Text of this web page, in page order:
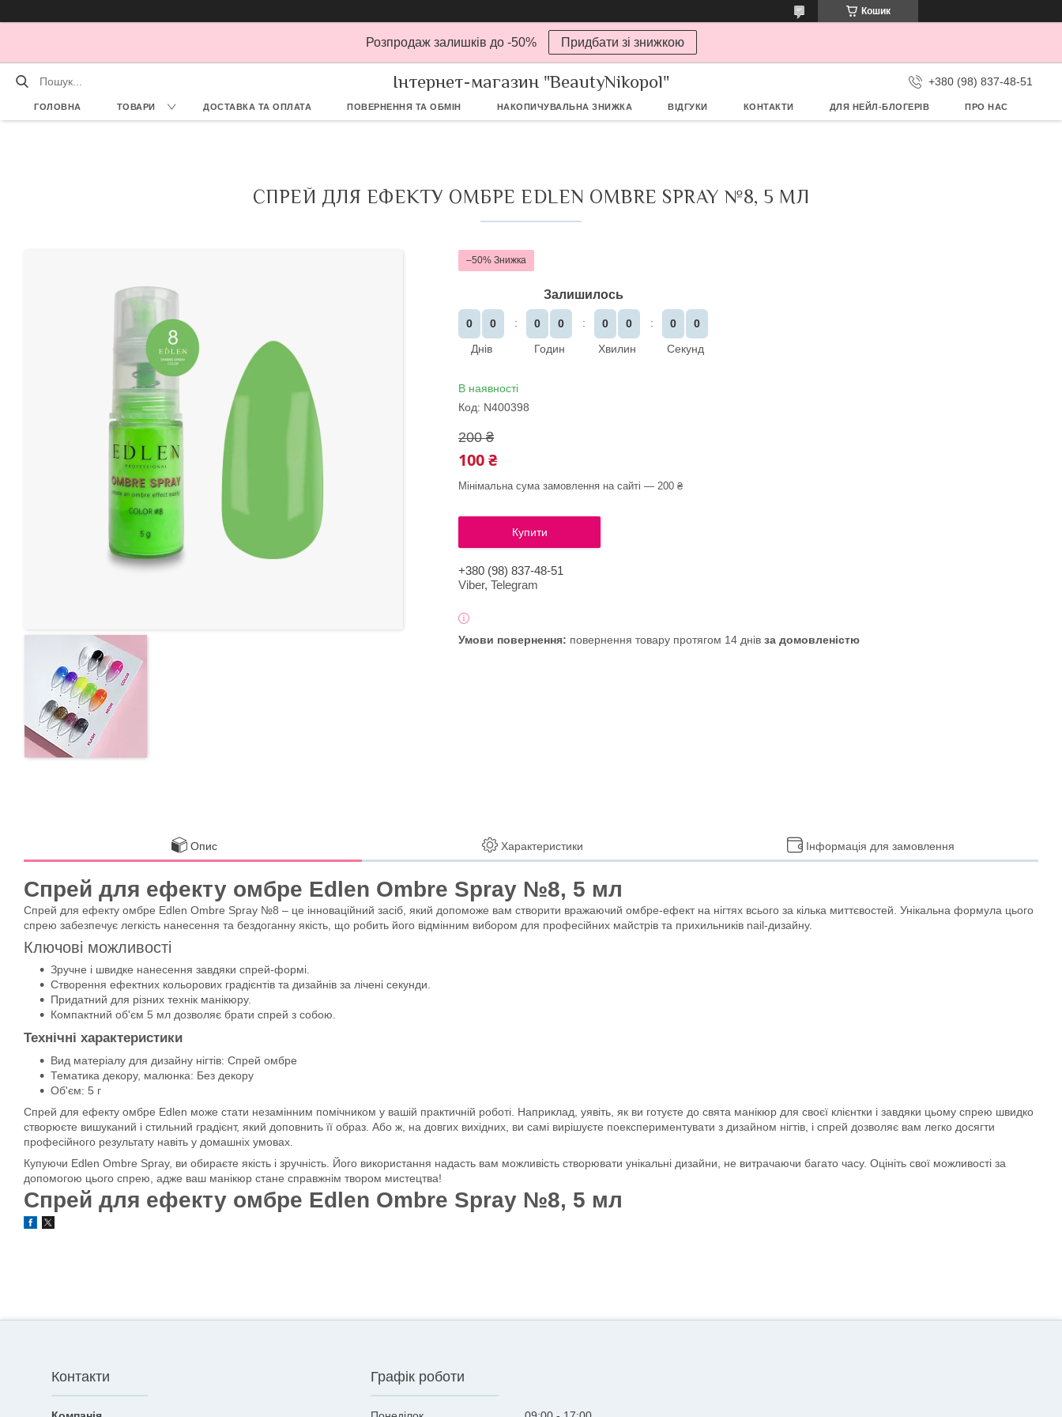
Кошик
Розпродаж залишків до -50% Придбати зі знижкою
Інтернет-магазин "BeautyNikopol" +380 (98) 837-48-51
ГОЛОВНА ТОВАРИ ДОСТАВКА ТА ОПЛАТА ПОВЕРНЕННЯ ТА ОБМІН НАКОПИЧУВАЛЬНА ЗНИЖКА ВІДГУКИ КОНТАКТИ ДЛЯ НЕЙЛ-БЛОГЕРІВ ПРО НАС
СПРЕЙ ДЛЯ ЕФЕКТУ ОМБРЕ EDLEN OMBRE SPRAY №8, 5 МЛ
–50%
Залишилось
0
0
Днів
0
0
Годин
0
0
Хвилин
0
0
Секунд
В наявності
Код: N400398
200 ₴
100 ₴
Мінімальна сума замовлення на сайті — 200 ₴
Купити
+380 (98) 837-48-51
Viber, Telegram
повернення товару протягом 14 днів за домовленістю
Опис Характеристики Інформація для замовлення
Спрей для ефекту омбре Edlen Ombre Spray №8, 5 мл
Спрей для ефекту омбре Edlen Ombre Spray №8 – це інноваційний засіб, який допоможе вам створити вражаючий омбре-ефект на нігтях всього за кілька миттєвостей. Унікальна формула цього
спрею забезпечує легкість нанесення та бездоганну якість, що робить його відмінним вибором для професійних майстрів та прихильників nail-дизайну.
Ключові можливості
Зручне і швидке нанесення завдяки спрей-формі.
Створення ефектних кольорових градієнтів та дизайнів за лічені секунди.
Придатний для різних технік манікюру.
Компактний об'єм 5 мл дозволяє брати спрей з собою.
Технічні характеристики
Вид матеріалу для дизайну нігтів: Спрей омбре
Тематика декору, малюнка: Без декору
Об'єм: 5 г
Спрей для ефекту омбре Edlen може стати незамінним помічником у вашій практичній роботі. Наприклад, уявіть, як ви готуєте до свята манікюр для своєї клієнтки і завдяки цьому спрею швидко
створюєте вишуканий і стильний градієнт, який доповнить її образ. Або ж, на довгих вихідних, ви самі вирішуєте поекспериментувати з дизайном нігтів, і спрей дозволяє вам легко досягти
професійного результату навіть у домашніх умовах.
Купуючи Edlen Ombre Spray, ви обираєте якість і зручність. Його використання надасть вам можливість створювати унікальні дизайни, не витрачаючи багато часу. Оцініть свої можливості за
допомогою цього спрею, адже ваш манікюр стане справжнім твором мистецтва!
Спрей для ефекту омбре Edlen Ombre Spray №8, 5 мл
Контакти Графік роботи